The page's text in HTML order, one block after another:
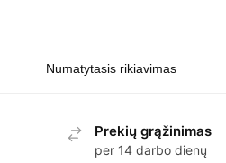
Prekių grąžinimas
per 14 darbo dienų